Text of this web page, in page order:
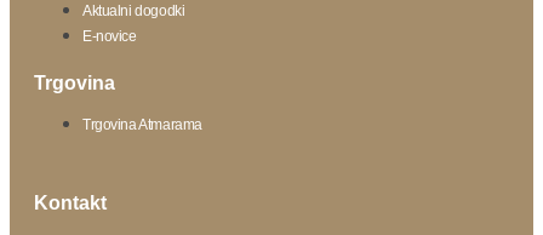
Aktualni dogodki
E-novice
Trgovina
Trgovina Atmarama
Kontakt